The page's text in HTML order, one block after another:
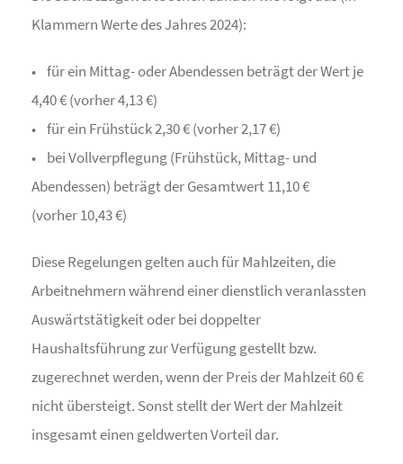
Klammern Werte des Jahres 2024):
• für ein Mittag- oder Abendessen beträgt der Wert je
4,40 € (vorher 4,13 €)
• für ein Frühstück 2,30 € (vorher 2,17 €)
• bei Vollverpflegung (Frühstück, Mittag- und
Abendessen) beträgt der Gesamtwert 11,10 €
(vorher 10,43 €)
Diese Regelungen gelten auch für Mahlzeiten, die
Arbeitnehmern während einer dienstlich veranlassten
Auswärtstätigkeit oder bei doppelter
Haushaltsführung zur Verfügung gestellt bzw.
zugerechnet werden, wenn der Preis der Mahlzeit 60 €
nicht übersteigt. Sonst stellt der Wert der Mahlzeit
insgesamt einen geldwerten Vorteil dar.